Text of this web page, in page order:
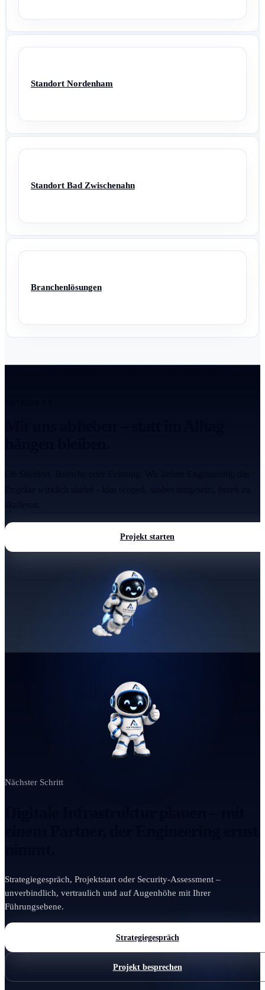
Standort Nordenham
Standort Bad Zwischenahn
Branchenlösungen
Projekt starten
Nächster Schritt
Strategiegespräch, Projektstart oder Security-Assessment –
unverbindlich, vertraulich und auf Augenhöhe mit Ihrer
Führungsebene.
Strategiegespräch
Projekt besprechen